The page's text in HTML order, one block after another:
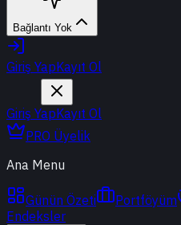
Bağlantı Yok
Giriş YapKayıt Ol
Giriş YapKayıt Ol
PRO Üyelik
Ana Menu
Günün Özeti Portföyüm
Endeksler